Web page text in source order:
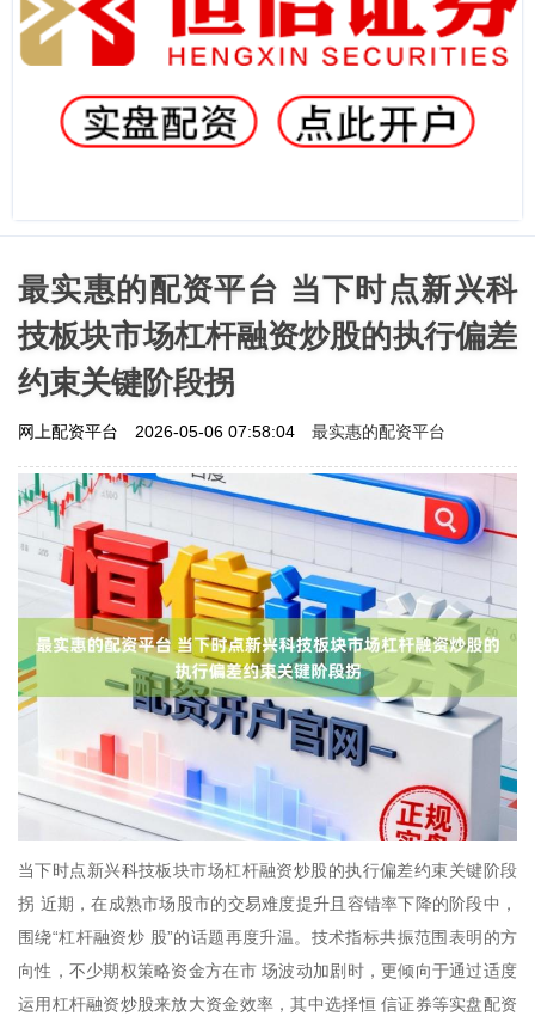
最实惠的配资平台 当下时点新兴科
技板块市场杠杆融资炒股的执行偏差
约束关键阶段拐
网上配资平台 2026-05-06 07:58:04 最实惠的配资平台
当下时点新兴科技板块市场杠杆融资炒股的执行偏差约束关键阶段
拐 近期，在成熟市场股市的交易难度提升且容错率下降的阶段中，
围绕“杠杆融资炒 股”的话题再度升温。技术指标共振范围表明的方
向性，不少期权策略资金方在市 场波动加剧时，更倾向于通过适度
运用杠杆融资炒股来放大资金效率，其中选择恒 信证券等实盘配资